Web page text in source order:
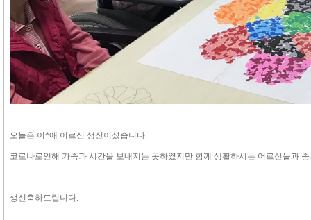
오늘은 이*애 어르신 생신이셨습니다.
코로나로인해 가족과 시간을 보내지는 못하였지만 함께 생활하시는 어르신들과
생신축하드립니다.